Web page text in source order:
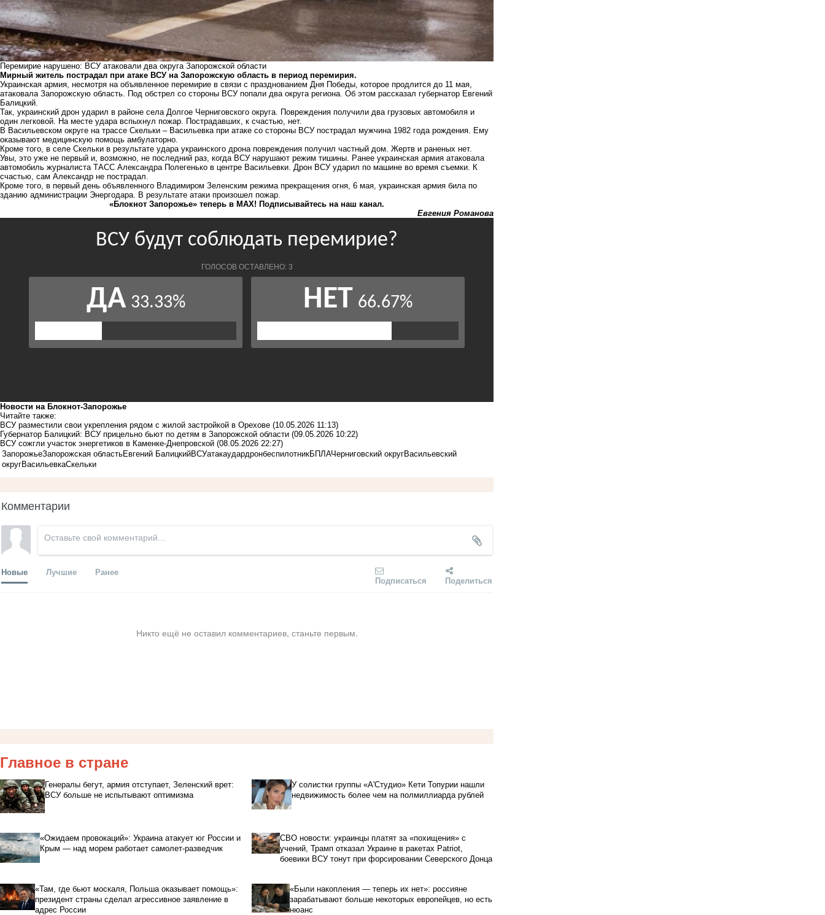
Перемирие нарушено: ВСУ атаковали два округа Запорожской области
Мирный житель пострадал при атаке ВСУ на Запорожскую область в период перемирия.
Украинская армия, несмотря на объявленное перемирие в связи с празднованием Дня Победы, которое продлится до 11 мая,
атаковала Запорожскую область. Под обстрел со стороны ВСУ попали два округа региона. Об этом рассказал губернатор Евгений
Балицкий.
Так, украинский дрон ударил в районе села Долгое Черниговского округа. Повреждения получили два грузовых автомобиля и
один легковой. На месте удара вспыхнул пожар. Пострадавших, к счастью, нет.
В Васильевском округе на трассе Скельки – Васильевка при атаке со стороны ВСУ пострадал мужчина 1982 года рождения. Ему
оказывают медицинскую помощь амбулаторно.
Кроме того, в селе Скельки в результате удара украинского дрона повреждения получил частный дом. Жертв и раненых нет.
Увы, это уже не первый и, возможно, не последний раз, когда ВСУ нарушают режим тишины. Ранее украинская армия атаковала
автомобиль журналиста ТАСС Александра Полегенько в центре Васильевки . Дрон ВСУ ударил по машине во время съемки. К
счастью, сам Александр не пострадал.
Кроме того, в первый день объявленного Владимиром Зеленским режима прекращения огня, 6 мая, украинская армия била по
зданию администрации Энергодара . В результате атаки произошел пожар.
«Блокнот Запорожье» теперь в MAX! Подписывайтесь на наш канал.
Евгения Романова
Новости на Блoкнoт-Запорожье
Читайте также:
ВСУ разместили свои укрепления рядом с жилой застройкой в Орехове (10.05.2026 11:13)
Губернатор Балицкий: ВСУ прицельно бьют по детям в Запорожской области (09.05.2026 10:22)
ВСУ сожгли участок энергетиков в Каменке-Днепровской (08.05.2026 22:27)
ЗапорожьеЗапорожская областьЕвгений БалицкийВСУатакаудардронбеспилотникБПЛАЧерниговский округВасильевский
округВасильевкаСкельки
Комментарии
Новые Лучшие Ранее
Подписаться Поделиться
Никто ещё не оставил комментариев, станьте первым.
Главное в стране
Генералы бегут, армия отступает, Зеленский врет:
ВСУ больше не испытывают оптимизма
У солистки группы «А'Студио» Кети Топурии нашли
недвижимость более чем на полмиллиарда рублей
«Ожидаем провокаций»: Украина атакует юг России и
Крым — над морем работает самолет-разведчик
СВО новости: украинцы платят за «похищения» с
учений, Трамп отказал Украине в ракетах Patriot,
боевики ВСУ тонут при форсировании Северского Донца
«Там, где бьют москаля, Польша оказывает помощь»:
президент страны сделал агрессивное заявление в
адрес России
«Были накопления — теперь их нет»: россияне
зарабатывают больше некоторых европейцев, но есть
нюанс